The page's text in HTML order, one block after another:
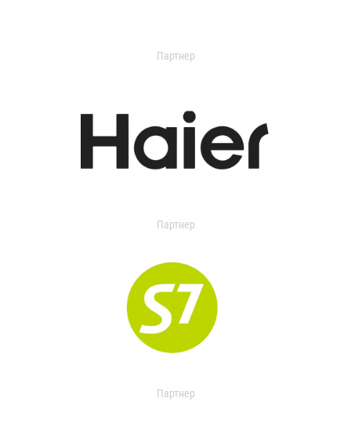
Партнер
Партнер
Партнер